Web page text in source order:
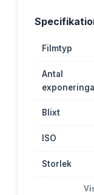
Filmtyp
Antal
Blixt
ISO
Storlek